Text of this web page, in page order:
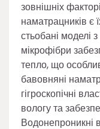
зовнішніх
наматрацників є
стьобані моделі
мікрофібри
тепло, що
бавовняні
гігроскопічні
вологу та
Водонепроникні